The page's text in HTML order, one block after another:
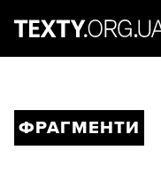
ФРАГМЕНТИ